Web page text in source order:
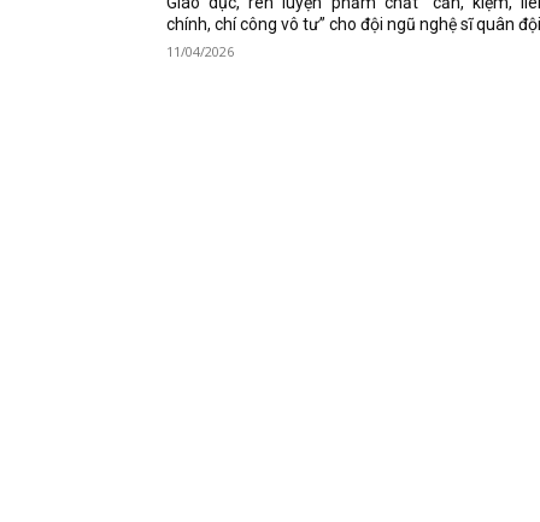
chính, chí công vô tư” cho đội ngũ nghệ sĩ quân đội
11/04/2026